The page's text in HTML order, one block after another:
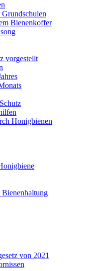
Bienenkoffer
vorgestellt
Honigbienen
Bienenhaltung
von 2021